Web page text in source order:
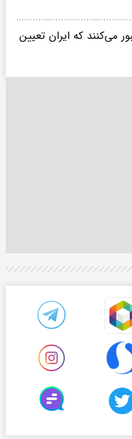
می‌کنند که ایران تعیین